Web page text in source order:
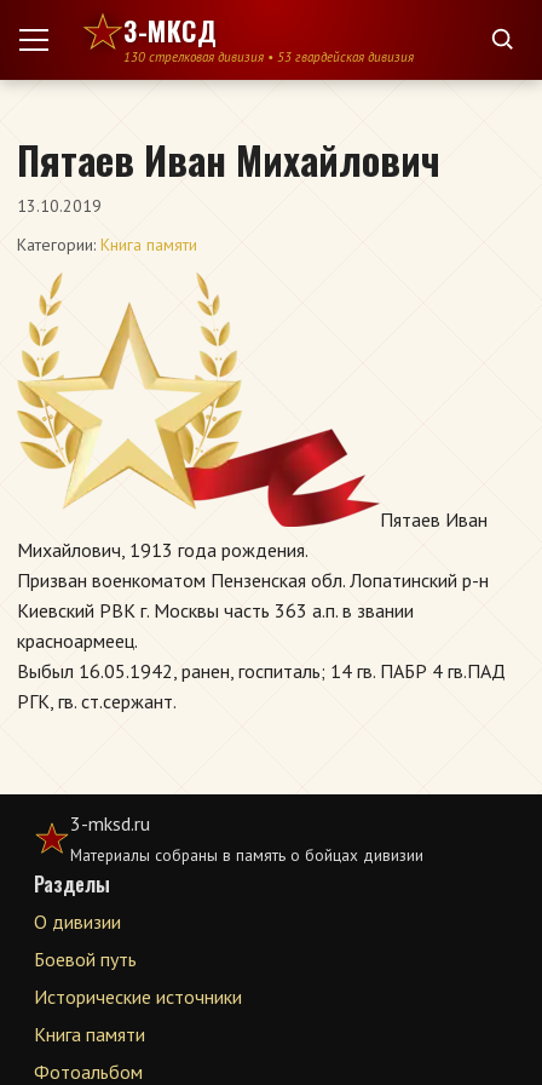
Перейти к содержимому
3-МКСД
130 стрелковая дивизия • 53 гвардейская дивизия
Пятаев Иван Михайлович
13.10.2019
Категории: Книга памяти
Пятаев Иван
Михайлович, 1913 года рождения.
Призван военкоматом Пензенская обл. Лопатинский р-н
Киевский РВК г. Москвы часть 363 а.п. в звании
красноармеец.
Выбыл 16.05.1942, ранен, госпиталь; 14 гв. ПАБР 4 гв.ПАД
РГК, гв. ст.сержант.
3-mksd.ru
Материалы собраны в память о бойцах дивизии
Разделы
О дивизии
Боевой путь
Исторические источники
Книга памяти
Фотоальбом